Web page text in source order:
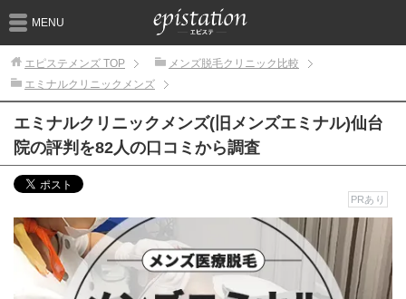
MENU
エピステメンズ TOP
メンズ脱毛クリニック比較
エミナルクリニックメンズ
エミナルクリニックメンズ(旧メンズエミナル)仙台
院の評判を82人の口コミから調査
PRあり